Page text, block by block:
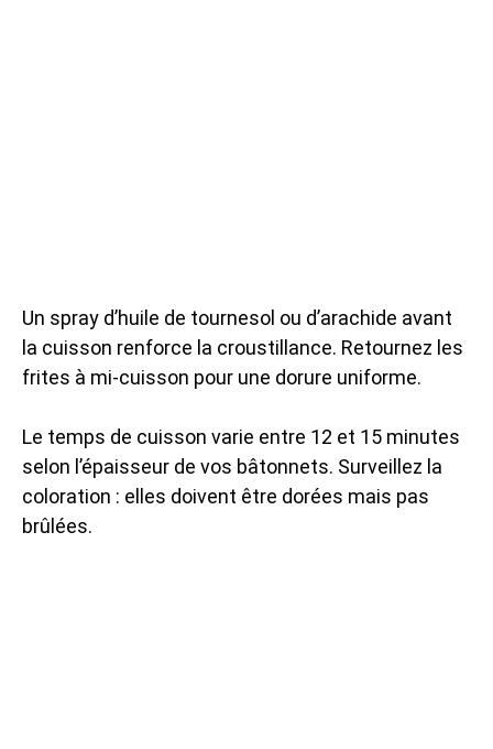
Un spray d’huile de tournesol ou d’arachide avant
la cuisson renforce la croustillance. Retournez les
frites à mi-cuisson pour une dorure uniforme.
Le temps de cuisson varie entre 12 et 15 minutes
selon l’épaisseur de vos bâtonnets. Surveillez la
coloration : elles doivent être dorées mais pas
brûlées.